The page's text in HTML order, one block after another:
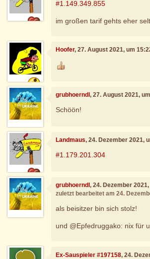
#1.149.349.855
im großen tarif gehts eher
Hoofer, 27. August 2021, um
grubhoerndl, 27. August 2021,
Schöön!
Landmaus, 24. Dezember 2021,
#1.179.201.304
grubhoerndl, 24. Dezember
zuletzt bearbeitet am 24.
als beisitzer bin sich stolz!
und @Epfedruggako: nix für
Ex-Sauspieler #197158, 24.